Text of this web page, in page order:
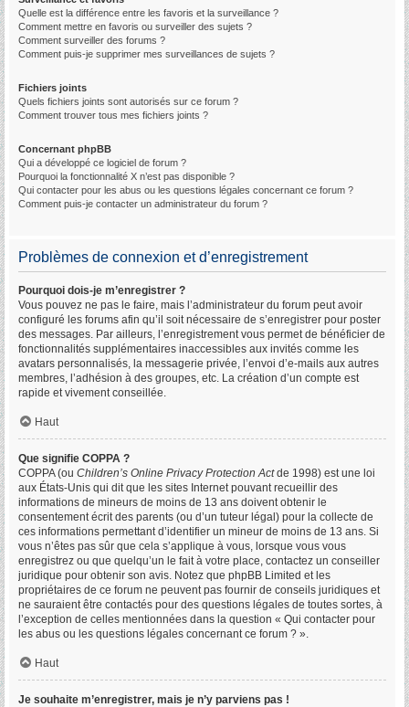
Quelle est la différence entre les favoris et la surveillance ?
Comment mettre en favoris ou surveiller des sujets ?
Comment surveiller des forums ?
Comment puis-je supprimer mes surveillances de sujets ?
Fichiers joints
Quels fichiers joints sont autorisés sur ce forum ?
Comment trouver tous mes fichiers joints ?
Concernant phpBB
Qui a développé ce logiciel de forum ?
Pourquoi la fonctionnalité X n’est pas disponible ?
Qui contacter pour les abus ou les questions légales concernant ce forum ?
Comment puis-je contacter un administrateur du forum ?
Problèmes de connexion et d’enregistrement
Pourquoi dois-je m’enregistrer ?
Vous pouvez ne pas le faire, mais l’administrateur du forum peut avoir
configuré les forums afin qu’il soit nécessaire de s’enregistrer pour poster
des messages. Par ailleurs, l’enregistrement vous permet de bénéficier de
fonctionnalités supplémentaires inaccessibles aux invités comme les
avatars personnalisés, la messagerie privée, l’envoi d’e-mails aux autres
membres, l’adhésion à des groupes, etc. La création d’un compte est
rapide et vivement conseillée.
Haut
Que signifie COPPA ?
COPPA (ou Children’s Online Privacy Protection Actde 1998) est une loi
aux États-Unis qui dit que les sites Internet pouvant recueillir des
informations de mineurs de moins de 13 ans doivent obtenir le
consentement écrit des parents (ou d’un tuteur légal) pour la collecte de
ces informations permettant d’identifier un mineur de moins de 13 ans. Si
vous n’êtes pas sûr que cela s’applique à vous, lorsque vous vous
enregistrez ou que quelqu’un le fait à votre place, contactez un conseiller
juridique pour obtenir son avis. Notez que phpBB Limited et les
propriétaires de ce forum ne peuvent pas fournir de conseils juridiques et
ne sauraient être contactés pour des questions légales de toutes sortes, à
l’exception de celles mentionnées dans la question « Qui contacter pour
les abus ou les questions légales concernant ce forum ? ».
Haut
Je souhaite m’enregistrer, mais je n’y parviens pas !